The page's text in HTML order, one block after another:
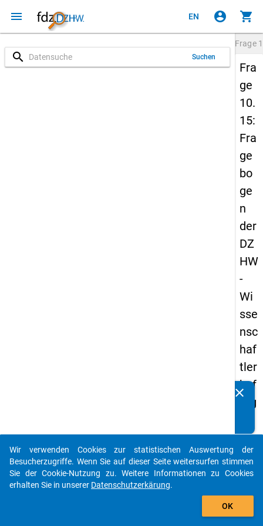
menu EN account_circle shopping_cart
search Suchen
Frage
Fra
ge
10.
15:
Fra
ge
bo
ge
n
der
DZ
HW
-
Wi
sse
nsc
haf
tler
bef
rag
g
20
16
Details
clear
auto_stories
add_shopping_cart
Wir verwenden Cookies zur statistischen Auswertung der
Besucherzugriffe. Wenn Sie auf dieser Seite weitersurfen stimmen
Sie der Cookie-Nutzung zu. Weitere Informationen zu Cookies
erhalten Sie in unserer Datenschutzerkärung.
OK